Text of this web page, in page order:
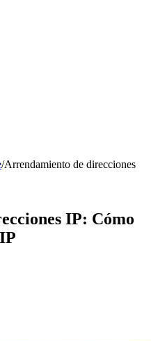
/Arrendamiento de direcciones
IP: Cómo